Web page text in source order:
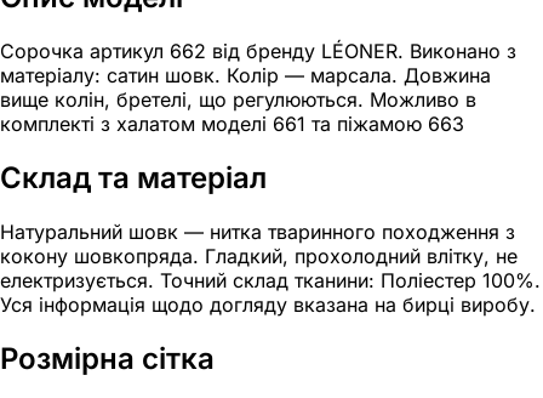
Сорочка артикул 662 від бренду LÉONER. Виконано з
матеріалу: сатин шовк. Колір — марсала. Довжина
вище колін, бретелі, що регулюються. Можливо в
комплекті з халатом моделі 661 та піжамою 663
Склад та матеріал
Натуральний шовк — нитка тваринного походження з
кокону шовкопряда. Гладкий, прохолодний влітку, не
електризується. Точний склад тканини: Поліестер 100%.
Уся інформація щодо догляду вказана на бирці виробу.
Розмірна сітка